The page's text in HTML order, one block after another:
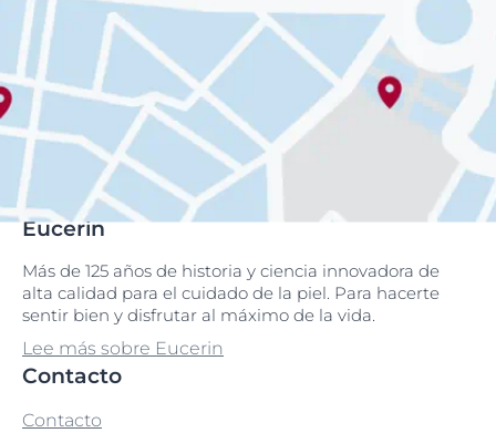
Eucerin
Más de 125 años de historia y ciencia innovadora de
alta calidad para el cuidado de la piel. Para hacerte
sentir bien y disfrutar al máximo de la vida.
Lee más sobre Eucerin
Contacto
Contacto